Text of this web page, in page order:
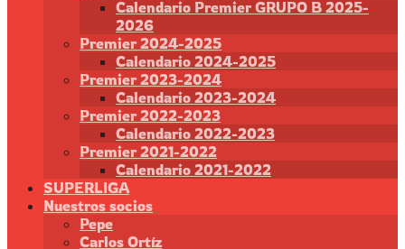
Calendario Premier GRUPO B 2025-
2026
Premier 2024-2025
Calendario 2024-2025
Premier 2023-2024
Calendario 2023-2024
Premier 2022-2023
Calendario 2022-2023
Premier 2021-2022
Calendario 2021-2022
SUPERLIGA
Nuestros socios
Pepe
Carlos Ortíz